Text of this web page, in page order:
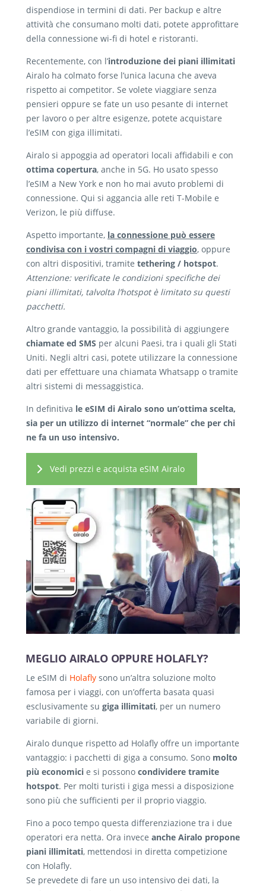
dispendiose in termini di dati. Per backup e altre
attività che consumano molti dati, potete approfittare
della connessione wi-fi di hotel e ristoranti.
Recentemente, con l’introduzione dei piani illimitati
Airalo ha colmato forse l’unica lacuna che aveva
rispetto ai competitor. Se volete viaggiare senza
pensieri oppure se fate un uso pesante di internet
per lavoro o per altre esigenze, potete acquistare
l’eSIM con giga illimitati.
Airalo si appoggia ad operatori locali affidabili e con
ottima copertura, anche in 5G. Ho usato spesso
l’eSIM a New York e non ho mai avuto problemi di
connessione. Qui si aggancia alle reti T-Mobile e
Verizon, le più diffuse.
Aspetto importante, la connessione può essere
condivisa con i vostri compagni di viaggio, oppure
con altri dispositivi, tramite tethering / hotspot.
Attenzione: verificate le condizioni specifiche dei
piani illimitati, talvolta l’hotspot è limitato su questi
pacchetti.
Altro grande vantaggio, la possibilità di aggiungere
chiamate ed SMS per alcuni Paesi, tra i quali gli Stati
Uniti. Negli altri casi, potete utilizzare la connessione
dati per effettuare una chiamata Whatsapp o tramite
altri sistemi di messaggistica.
In definitiva le eSIM di Airalo sono un’ottima scelta,
sia per un utilizzo di internet “normale” che per chi
ne fa un uso intensivo.
Vedi prezzi e acquista eSIM Airalo
MEGLIO AIRALO OPPURE HOLAFLY?
Le eSIM di Holafly sono un’altra soluzione molto
famosa per i viaggi, con un’offerta basata quasi
esclusivamente su giga illimitati, per un numero
variabile di giorni.
Airalo dunque rispetto ad Holafly offre un importante
vantaggio: i pacchetti di giga a consumo. Sono molto
più economici e si possono condividere tramite
hotspot. Per molti turisti i giga messi a disposizione
sono più che sufficienti per il proprio viaggio.
Fino a poco tempo questa differenziazione tra i due
operatori era netta. Ora invece anche Airalo propone
piani illimitati, mettendosi in diretta competizione
con Holafly.
Se prevedete di fare un uso intensivo dei dati, la